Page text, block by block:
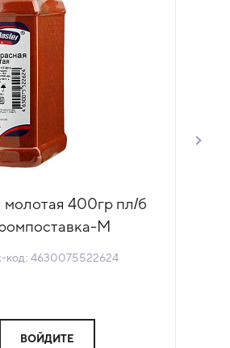
молотая 400гр пл/б
М
код: 4630075522624
ВОЙДИТЕ